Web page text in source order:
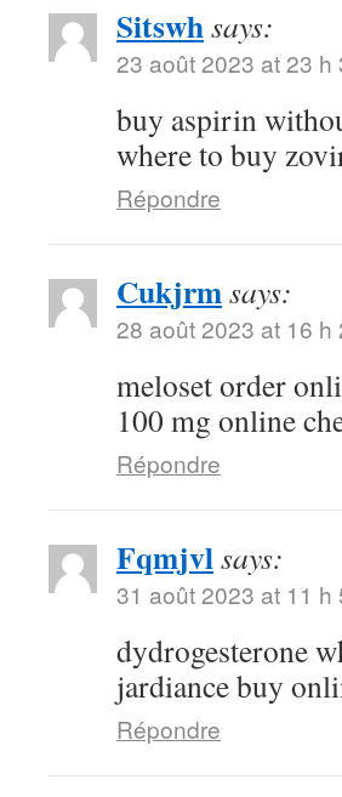
Sitswhsays:
23 août 2023 at 23 h
buy aspirin
where to buy
Répondre
Cukjrmsays:
28 août 2023 at 16 h
meloset order
100 mg online
Répondre
Fqmjvlsays:
31 août 2023 at 11 h
dydrogesterone
jardiance buy
Répondre